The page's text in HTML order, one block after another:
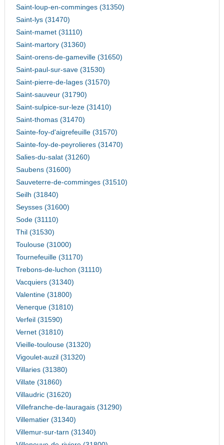
Saint-loup-en-comminges (31350)
Saint-lys (31470)
Saint-mamet (31110)
Saint-martory (31360)
Saint-orens-de-gameville (31650)
Saint-paul-sur-save (31530)
Saint-pierre-de-lages (31570)
Saint-sauveur (31790)
Saint-sulpice-sur-leze (31410)
Saint-thomas (31470)
Sainte-foy-d'aigrefeuille (31570)
Sainte-foy-de-peyrolieres (31470)
Salies-du-salat (31260)
Saubens (31600)
Sauveterre-de-comminges (31510)
Seilh (31840)
Seysses (31600)
Sode (31110)
Thil (31530)
Toulouse (31000)
Tournefeuille (31170)
Trebons-de-luchon (31110)
Vacquiers (31340)
Valentine (31800)
Venerque (31810)
Verfeil (31590)
Vernet (31810)
Vieille-toulouse (31320)
Vigoulet-auzil (31320)
Villaries (31380)
Villate (31860)
Villaudric (31620)
Villefranche-de-lauragais (31290)
Villematier (31340)
Villemur-sur-tarn (31340)